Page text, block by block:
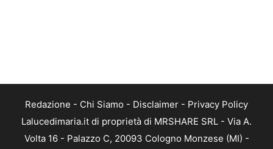
Redazione - Chi Siamo - Disclaimer - Privacy Policy
Lalucedimaria.it di proprietà di MRSHARE SRL - Via A.
Volta 16 - Palazzo C, 20093 Cologno Monzese (MI) -